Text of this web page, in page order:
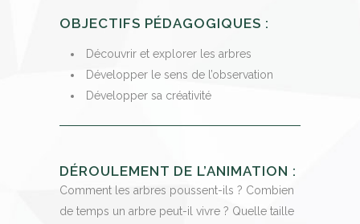
OBJECTIFS PÉDAGOGIQUES :
Découvrir et explorer les arbres
Développer le sens de l’observation
Développer sa créativité
DÉROULEMENT DE L’ANIMATION :
Comment les arbres poussent-ils ? Combien
de temps un arbre peut-il vivre ? Quelle taille